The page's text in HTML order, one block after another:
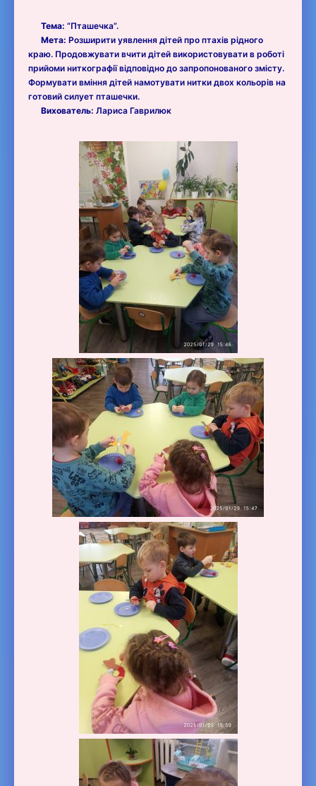
Тема: “Пташечка”.
Мета: Розширити уявлення дітей про птахів рідного
краю. Продовжувати вчити дітей використовувати в роботі
прийоми ниткографії відповідно до запропонованого змісту.
Формувати вміння дітей намотувати нитки двох кольорів на
готовий силует пташечки.
Вихователь: Лариса Гаврилюк